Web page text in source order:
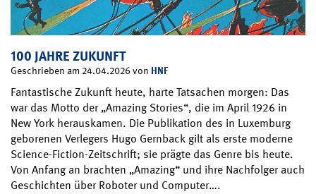
100 JAHRE ZUKUNFT
Geschrieben am 24.04.2026 von HNF
Fantastische Zukunft heute, harte Tatsachen morgen: Das
war das Motto der „Amazing Stories“, die im April 1926 in
New York herauskamen. Die Publikation des in Luxemburg
geborenen Verlegers Hugo Gernback gilt als erste moderne
Science-Fiction-Zeitschrift; sie prägte das Genre bis heute.
Von Anfang an brachten „Amazing“ und ihre Nachfolger auch
Geschichten über Roboter und Computer….